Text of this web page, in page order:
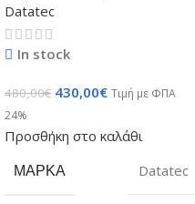
Datatec
In stock
480,00€ 430,00€ Τιμή με ΦΠΑ
24%
Προσθήκη στο καλάθι
ΜΆΡΚΑ
Datatec